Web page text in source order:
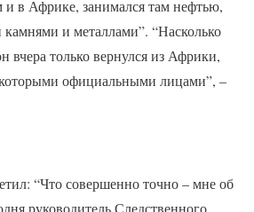
и в Африке, занимался там нефтью,
и металлами”. “Насколько
вчера только вернулся из Африки,
официальными лицами”, –
“Что совершенно точно – мне об
руководитель Следственного